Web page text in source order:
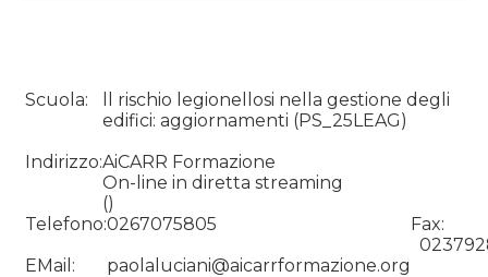
Scuola:
ll rischio legionellosi nella gestione degli
edifici: aggiornamenti (PS_25LEAG)
Indirizzo:AiCARR Formazione
On-line in diretta streaming
()
Telefono:0267075805
Fax:
EMail:
paolaluciani@aicarrformazione.org